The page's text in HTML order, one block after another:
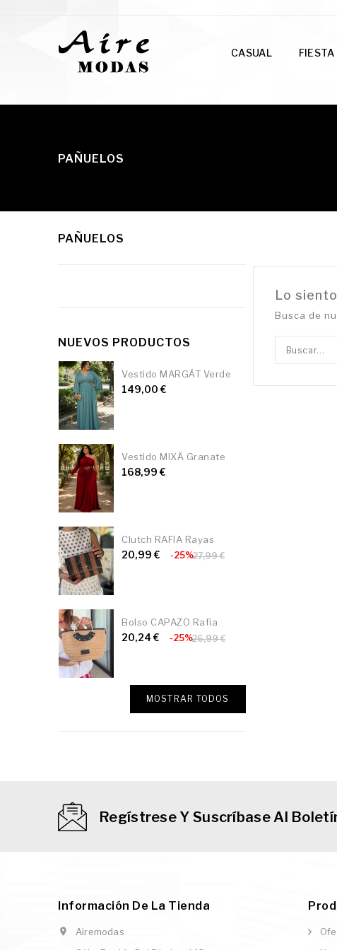
CASUAL FIESTA
PAÑUELOS
PAÑUELOS
NUEVOS PRODUCTOS
Vestido MARGÄT Verde
149,00 €
Vestido MIXÄ Granate
168,99 €
Clutch RAFIA Rayas
20,99 € -25%27,99 €
Bolso CAPAZO Rafia
20,24 € -25%26,99 €
MOSTRAR TODOS
Lo
Busca de
Regístrese Y Suscríbase Al
Información De La Tienda

Airemodas